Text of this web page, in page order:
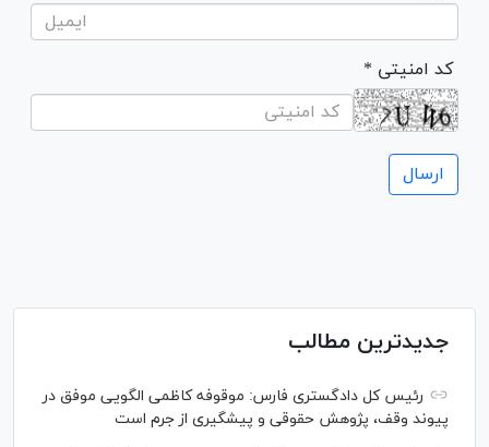
* کد امنیتی
جدیدترین مطالب
رئیس کل دادگستری فارس: موقوفه کاظمی الگویی موفق در
پیوند وقف، پژوهش حقوقی و پیشگیری از جرم است